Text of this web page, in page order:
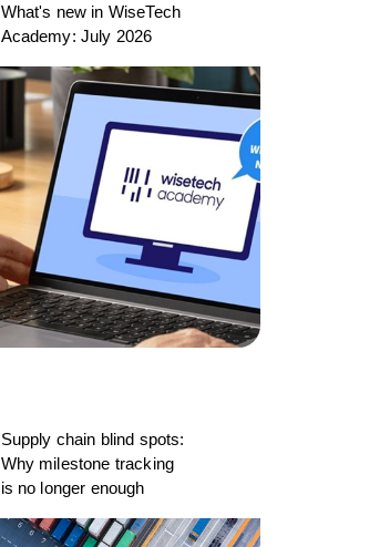
What's new in WiseTech
Academy: July 2026
Supply chain blind spots:
Why milestone tracking
is no longer enough